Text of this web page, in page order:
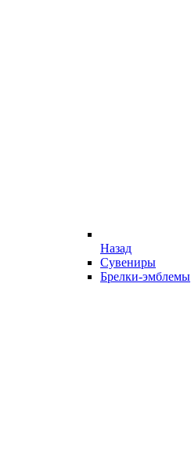
Назад
Сувениры
Брелки-эмблемы